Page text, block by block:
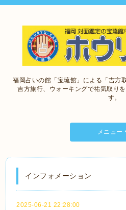
福岡占いの館「宝琉館」による「吉方
吉方旅行、ウォーキングで祐気取り
す。
メニュー
インフォメーション
2025-06-21 22:28:00